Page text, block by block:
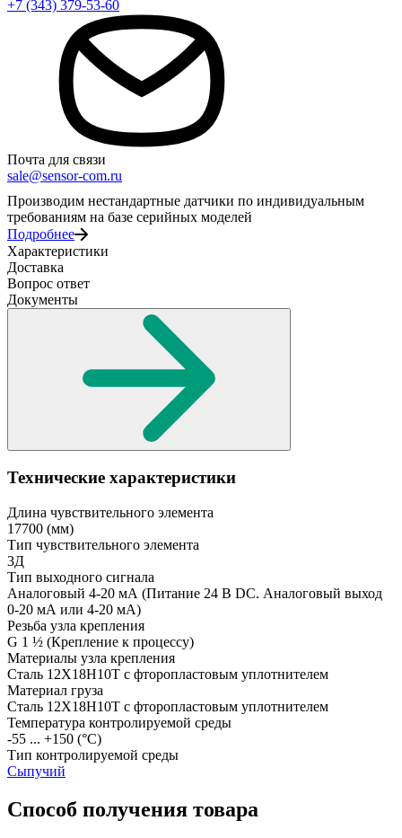
+7 (343) 379-53-60
Почта для связи
sale@sensor-com.ru
Производим нестандартные датчики по индивидуальным
требованиям на базе серийных моделей
Подробнее
Характеристики
Доставка
Вопрос ответ
Документы
Технические характеристики
Длина чувствительного элемента
17700 (мм)
Тип чувствительного элемента
3Д
Тип выходного сигнала
Аналоговый 4-20 мА (Питание 24 В DC. Аналоговый выход
0-20 мА или 4-20 мА)
Резьба узла крепления
G 1 ½ (Крепление к процессу)
Материалы узла крепления
Сталь 12Х18Н10Т с фторопластовым уплотнителем
Материал груза
Сталь 12Х18Н10Т с фторопластовым уплотнителем
Температура контролируемой среды
-55 ... +150 (°С)
Тип контролируемой среды
Сыпучий
Способ получения товара